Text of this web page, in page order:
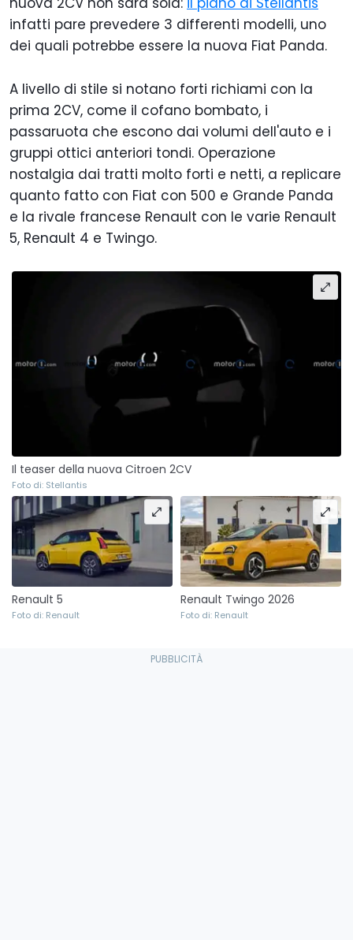
infatti pare prevedere 3 differenti modelli, uno
dei quali potrebbe essere la nuova Fiat Panda.
A livello di stile si notano forti richiami con la
prima 2CV, come il cofano bombato, i
passaruota che escono dai volumi dell'auto e i
gruppi ottici anteriori tondi. Operazione
nostalgia dai tratti molto forti e netti, a replicare
quanto fatto con Fiat con 500 e Grande Panda
e la rivale francese Renault con le varie Renault
5, Renault 4 e Twingo.
Il teaser della nuova Citroen 2CV
Foto di: Stellantis
Renault 5
Foto di: Renault
Renault Twingo 2026
Foto di: Renault